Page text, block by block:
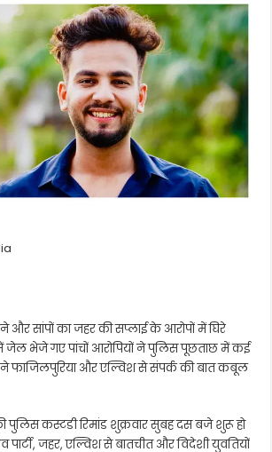
और सांपों का जहर की सप्लाई के आरोपों में घिरे
जेल भेजे गए पांचों आरोपियों ने पुलिस पूछताछ में कई
ने फाजिलपुरिया और एल्विश से संपर्क की बात कबूल
पुलिस कस्टडी रिमांड शुक्रवार सुबह दस बजे शुरू हो
पार्टी, जहर, एल्विश से बातचीत और विदेशी युवतियों